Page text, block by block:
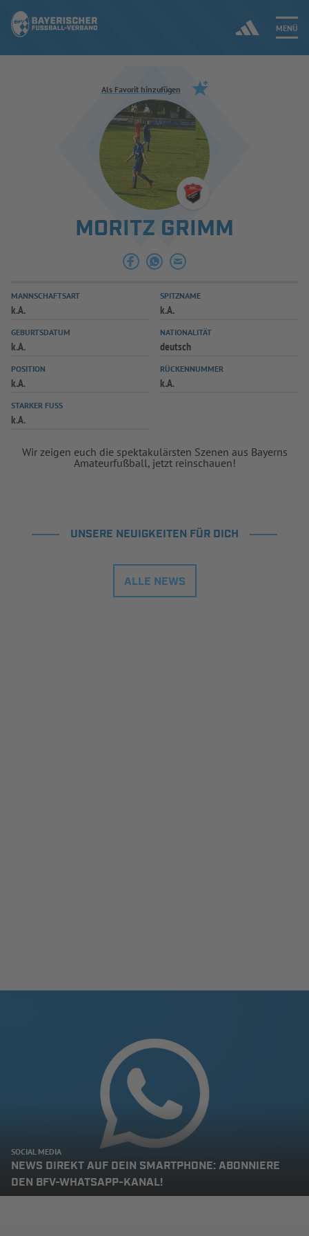
MENÜ
Jetzt einloggen
ERGEBNISSE & WETTBEWERBE
SPIELBETRIEB & VERBANDSLEBEN
AUSBILDUNG & FÖRDERUNG
SPIELPLUS
Als Favorit hinzufügen
MORITZ GRIMM
MANNSCHAFTSART
k.A.
SPITZNAME
k.A.
GEBURTSDATUM
k.A.
NATIONALITÄT
deutsch
POSITION
k.A.
RÜCKENNUMMER
k.A.
STARKER FUSS
k.A.
Wir zeigen euch die spektakulärsten Szenen aus Bayerns
Amateurfußball, jetzt reinschauen!
UNSERE NEUIGKEITEN FÜR DICH
ALLE NEWS
SOCIAL MEDIA
NEWS DIREKT AUF DEIN SMARTPHONE: ABONNIERE
DEN BFV-WHATSAPP-KANAL!